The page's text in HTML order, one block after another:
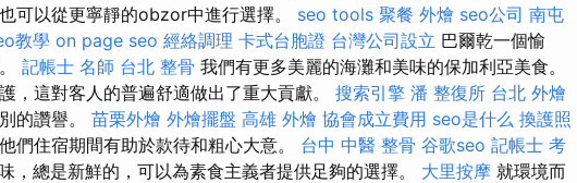
可以從更寧靜的obzor中進行選擇。 seo tools 聚餐 外燴 seo公司 南屯
教學 on page seo 經絡調理 卡式台胞證 台灣公司設立 巴爾乾一個愉
記帳士 名師 台北 整骨 我們有更多美麗的海灘和美味的保加利亞美食。
，這對客人的普遍舒適做出了重大貢獻。 搜索引擎 潘 整復所 台北 外燴
的讚譽。 苗栗外燴 外燴擺盤 高雄 外燴 協會成立費用 seo是什么 換護照
們住宿期間有助於款待和粗心大意。 台中 中醫 整骨 谷歌seo 記帳士 考
，總是新鮮的，可以為素食主義者提供足夠的選擇。 大里按摩 就環境而